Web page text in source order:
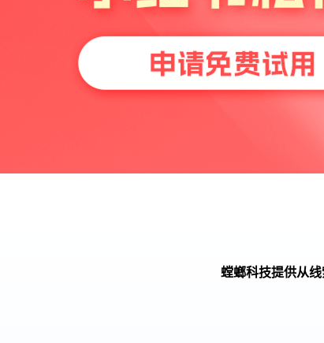
螳螂科技提供从